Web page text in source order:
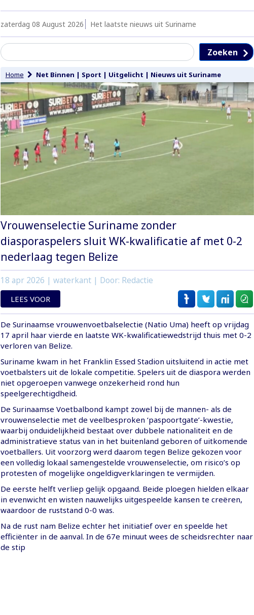
zaterdag 08 August 2026 Het laatste nieuws uit Suriname
Zoeken
Home Net Binnen | Sport | Uitgelicht | Nieuws uit Suriname
Vrouwenselectie Suriname zonder
diasporaspelers sluit WK-kwalificatie af met 0-2
nederlaag tegen Belize
18 apr 2026 | waterkant | Door: Redactie
LEES VOOR
De Surinaamse vrouwenvoetbalselectie (Natio Uma) heeft op vrijdag
17 april haar vierde en laatste WK-kwalificatiewedstrijd thuis met 0-2
verloren van Belize.
Suriname kwam in het Franklin Essed Stadion uitsluitend in actie met
voetbalsters uit de lokale competitie. Spelers uit de diaspora werden
niet opgeroepen vanwege onzekerheid rond hun
speelgerechtigdheid.
De Surinaamse Voetbalbond kampt zowel bij de mannen- als de
vrouwenselectie met de veelbesproken ‘paspoortgate’-kwestie,
waarbij onduidelijkheid bestaat over dubbele nationaliteit en de
administratieve status van in het buitenland geboren of uitkomende
voetballers. Uit voorzorg werd daarom tegen Belize gekozen voor
een volledig lokaal samengestelde vrouwenselectie, om risico’s op
protesten of mogelijke ongeldigverklaringen te vermijden.
De eerste helft verliep gelijk opgaand. Beide ploegen hielden elkaar
in evenwicht en wisten nauwelijks uitgespeelde kansen te creëren,
waardoor de ruststand 0-0 was.
Na de rust nam Belize echter het initiatief over en speelde het
efficiënter in de aanval. In de 67e minuut wees de scheidsrechter naar
de stip